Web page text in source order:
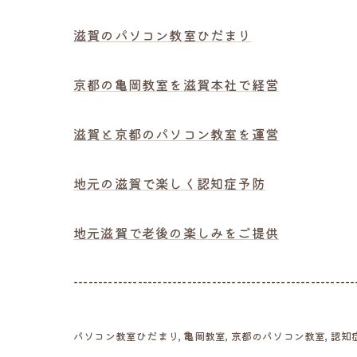
滋賀のパソコン教室ひだまり
京都の亀岡教室を滋賀本社で経営
滋賀と京都のパソコン教室を運営
地元の滋賀で楽しく認知症予防
地元滋賀で老後の楽しみをご提供
パソコン教室ひだまり 亀岡教室 京都のパソコン教室 認知